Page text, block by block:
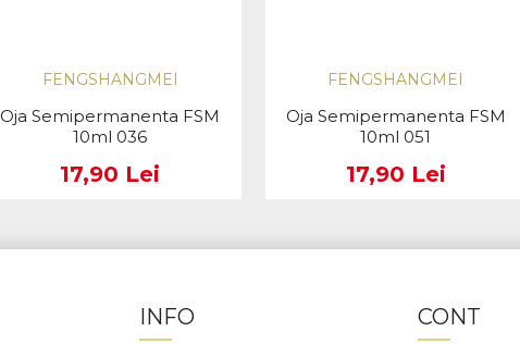
FENGSHANGMEI
Oja Semipermanenta FSM
10ml 036
17,90 Lei
FENGSHANGMEI
Oja Semipermanenta FSM
10ml 051
17,90 Lei
INFO CONT